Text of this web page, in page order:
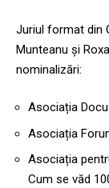
Juriul format din
Munteanu și
nominalizări:
Asociația
Asociația
Asociația
Cum se văd